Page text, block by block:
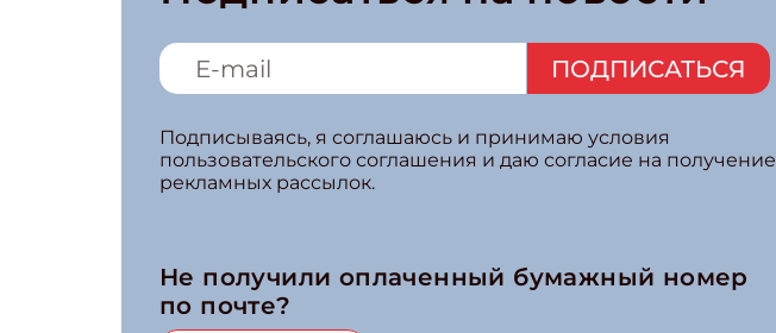
ПОДПИСАТЬСЯ
Подписываясь, я соглашаюсь и принимаю условия
пользовательского соглашения и даю согласие на получение
рекламных рассылок.
Не получили оплаченный бумажный номер
по почте?